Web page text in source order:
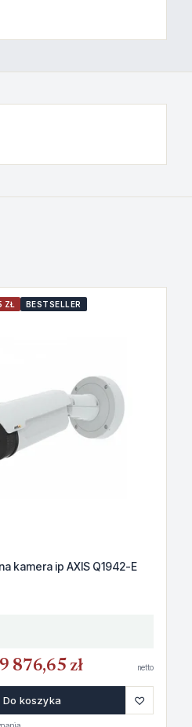
ZŁ BESTSELLER
kamera ip AXIS Q1942-E
876,65 zł netto
Do koszyka ♡